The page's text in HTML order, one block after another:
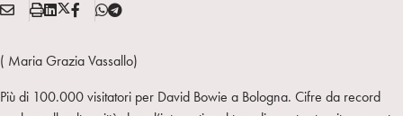
Condividi:
E
A
I
L
S
a
p
L
n
e
X
i
F
T
g
( Maria Grazia Vassallo)
Più di 100.000 visitatori per David Bowie a Bologna. Cifre da record